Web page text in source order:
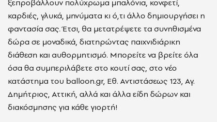
ξεπροβάλλουν πολύχρωμα μπαλόνια, κονφετί,
καρδιές, γλυκά, μηνύματα κι ό,τι άλλο δημιουργήσει η
φαντασία σας. Έτσι, θα μετατρέψετε τα συνηθισμένα
δώρα σε μοναδικά, διατηρώντας παιχνιδιάρικη
διάθεση και αυθορμητισμό. Μπορείτε να βρείτε όλα
όσα θα συμπεριλάβετε στο κουτί σας, στο νέο
κατάστημα του balloon.gr, Εθ. Αντιστάσεως 123, Αγ.
Δημήτριος, Αττική, αλλά και άλλα είδη δώρων και
διακόσμησης για κάθε γιορτή!